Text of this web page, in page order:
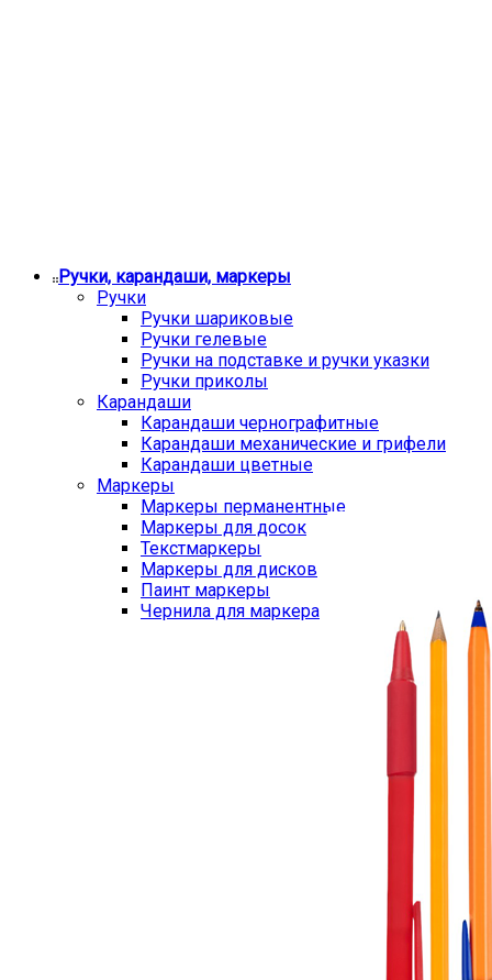
Ручки, карандаши, маркеры
Ручки
Ручки шариковые
Ручки гелевые
Ручки на подставке и ручки указки
Ручки приколы
Карандаши
Карандаши чернографитные
Карандаши механические и грифели
Карандаши цветные
Маркеры
Маркеры перманентные
Маркеры для досок
Текстмаркеры
Маркеры для дисков
Паинт маркеры
Чернила для маркера